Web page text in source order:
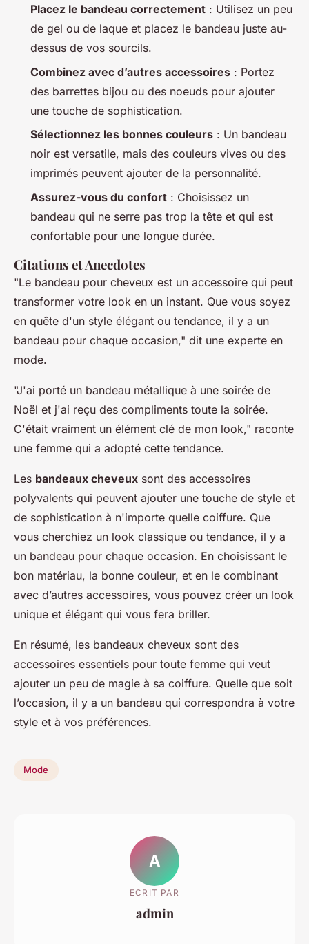
Placez le bandeau correctement : Utilisez un peu
de gel ou de laque et placez le bandeau juste au-
dessus de vos sourcils.
Combinez avec d’autres accessoires : Portez
des barrettes bijou ou des noeuds pour ajouter
une touche de sophistication.
Sélectionnez les bonnes couleurs : Un bandeau
noir est versatile, mais des couleurs vives ou des
imprimés peuvent ajouter de la personnalité.
Assurez-vous du confort : Choisissez un
bandeau qui ne serre pas trop la tête et qui est
confortable pour une longue durée.
Citations et Anecdotes
"Le bandeau pour cheveux est un accessoire qui peut
transformer votre look en un instant. Que vous soyez
en quête d'un style élégant ou tendance, il y a un
bandeau pour chaque occasion," dit une experte en
mode.
"J'ai porté un bandeau métallique à une soirée de
Noël et j'ai reçu des compliments toute la soirée.
C'était vraiment un élément clé de mon look," raconte
une femme qui a adopté cette tendance.
Les bandeaux cheveux sont des accessoires
polyvalents qui peuvent ajouter une touche de style et
de sophistication à n'importe quelle coiffure. Que
vous cherchiez un look classique ou tendance, il y a
un bandeau pour chaque occasion. En choisissant le
bon matériau, la bonne couleur, et en le combinant
avec d’autres accessoires, vous pouvez créer un look
unique et élégant qui vous fera briller.
En résumé, les bandeaux cheveux sont des
accessoires essentiels pour toute femme qui veut
ajouter un peu de magie à sa coiffure. Quelle que soit
l’occasion, il y a un bandeau qui correspondra à votre
style et à vos préférences.
Mode
A
ECRIT PAR
admin